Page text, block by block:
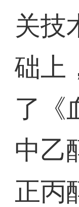
关技
础上
了《
中乙
正丙